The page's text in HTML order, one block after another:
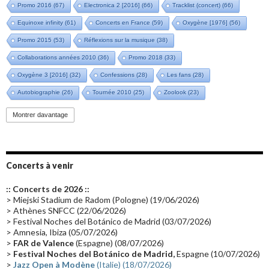
Promo 2016 (67) Electronica 2 [2016] (66) Tracklist (concert) (66)
Equinoxe infinity(61) Concerts en France (59) Oxygène [1976] (56)
Promo 2015 (53) Réflexions sur la musique (38)
Collaborations années 2010 (36) Promo 2018 (33)
Oxygène 3 [2016] (32) Confessions (28) Les fans (28)
Autobiographie (26) Tournée 2010 (25) Zoolook (23)
Promo 2019(23)
Groupe de Recherche Musicale
Passages radio Vidéo Jarrecast (16) Synthé 80's
Les concerts en Chine(16) Cinéma
Synthé Roland(15) Belgique(15)
(14) Astronomie (14)
Tournée 2025(14) 2024(14) Chine(13)
Montrer davantage
Concerts à venir
:: Concerts de 2026 ::
> Miejski Stadium de Radom (Pologne) (19/06/2026)
> Athènes SNFCC (22/06/2026)
> Festival Noches del Botánico de Madrid (03/07/2026)
> Amnesia, Ibiza (05/07/2026)
> FAR de Valence(Espagne) (08/07/2026)
> Festival Noches del Botánico de Madrid,Espagne (10/07/2026)
> Jazz Open à Modène(Italie) (18/07/2026)